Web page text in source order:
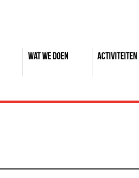
Wat we doen Activiteiten